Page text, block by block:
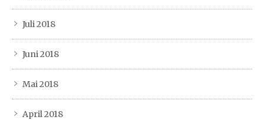
Juli 2018
Juni 2018
Mai 2018
April 2018